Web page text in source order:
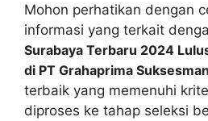
Mohon perhatikan dengan
informasi yang terkait
Surabaya Terbaru 2024
di PT Grahaprima
terbaik yang memenuhi
diproses ke tahap seleksi